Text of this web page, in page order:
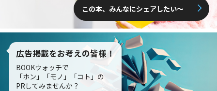
この本、みんなにシェアしたい〜
広告掲載をお考えの皆様！
BOOKウォッチで
「ホン」「モノ」「コト」の
PRしてみませんか？